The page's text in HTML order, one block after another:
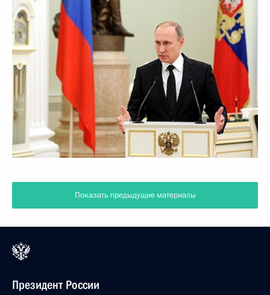
Показать предыдущие материалы
Президент России